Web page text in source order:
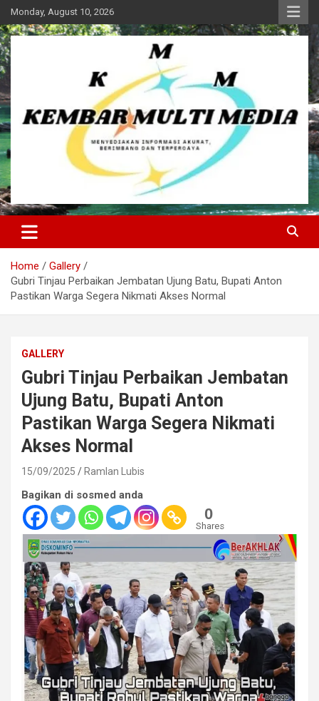
Skip
to
content
Monday, August 10, 2026
Kembar Multi Media
Home
Gallery
Gubri Tinjau Perbaikan Jembatan Ujung Batu, Bupati Anton
Pastikan Warga Segera Nikmati Akses Normal
GALLERY
Gubri Tinjau Perbaikan Jembatan
Ujung Batu, Bupati Anton
Pastikan Warga Segera Nikmati
Akses Normal
15/09/2025 Ramlan Lubis
Bagikan di sosmed anda
0
Shares